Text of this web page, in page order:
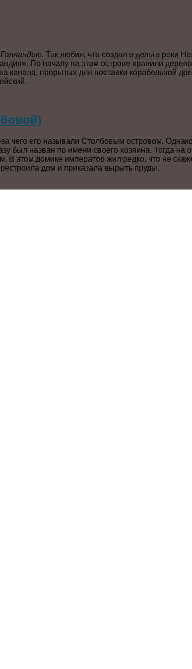
Голландию. Так любил, что создал в дельте реки
По началу на этом острове хранили
канала, прорытых для поставки корабельной
чего его называли Столбовым островом.
был назван по имени своего хозяина. Тогда на
В этом домике император жил редко, что не
дом и приказала вырыть пруды.